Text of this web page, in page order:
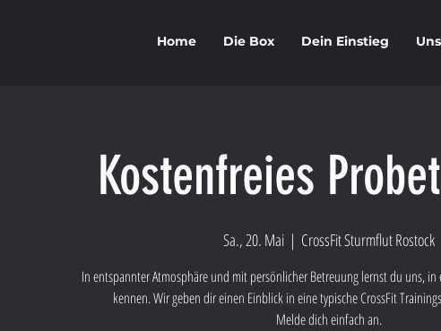
Home Die Box Dein Einstieg
Kostenfreies
Sa., 20. Mai
  |
CrossFit Sturmflut Rostock
In entspannter Atmosphäre und mit persönlicher Betreuung lernst du uns,
kennen. Wir geben dir einen Einblick in eine typische CrossFit
Melde dich einfach an.